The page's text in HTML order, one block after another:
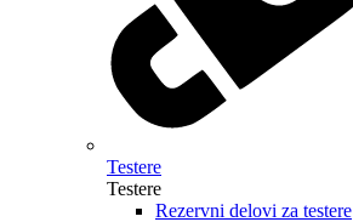
Testere
Testere
Rezervni delovi za testere